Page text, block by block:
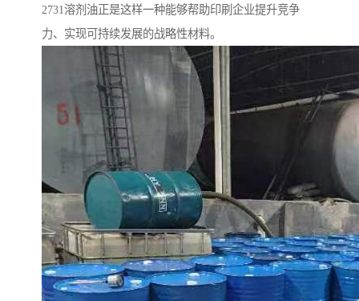
2731溶剂油正是这样一种能够帮助印刷企业提升竞争
力、实现可持续发展的战略性材料。